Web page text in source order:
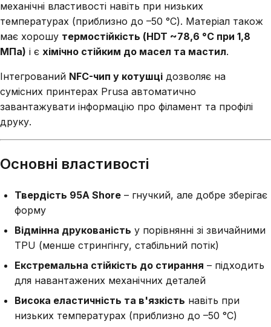
механічні властивості навіть при низьких
температурах (приблизно до –50 °C). Матеріал також
має хорошу термостійкість (HDT ~78,6 °C при 1,8
МПа) і є хімічно стійким до масел та мастил.
Інтегрований NFC-чип у котушці дозволяє на
сумісних принтерах Prusa автоматично
завантажувати інформацію про філамент та профілі
друку.
Основні властивості
Твердість 95A Shore – гнучкий, але добре зберігає
форму
Відмінна друкованість у порівнянні зі звичайними
TPU (менше стрингінгу, стабільний потік)
Екстремальна стійкість до стирання – підходить
для навантажених механічних деталей
Висока еластичність та в'язкість навіть при
низьких температурах (приблизно до –50 °C)